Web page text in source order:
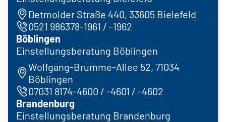
Detmolder Straße 440, 33605 Bielefeld
0521 986378-1961 / -1962
Böblingen
Einstellungsberatung Böblingen
Wolfgang-Brumme-Allee 52, 71034
Böblingen
07031 8174-4600 / -4601 / -4602
Brandenburg
Einstellungsberatung Brandenburg